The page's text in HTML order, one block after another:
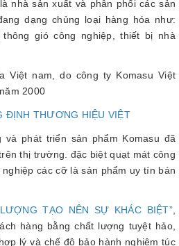
là nhà sản xuất và phân phối các sản
dạng chủng loại hàng hóa như:
gió công nghiệp, thiết bị nhà
Việt nam, do công ty Komasu Việt
2000
ĐỊNH THƯƠNG HIỆU VIỆT
phát triển sản phẩm Komasu đã
thị trường. đặc biệt quạt mát công
các cỡ là sản phẩm uy tín bán
TẠO NÊN SỰ KHÁC BIỆT”,
hàng bằng chất lượng tuyệt hảo,
lý và chế độ bảo hành nghiêm túc